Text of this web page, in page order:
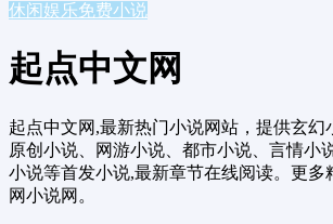
休闲娱乐免费小说
起点中文网
起点中文网,最新热门小说网站，提供玄幻
原创小说、网游小说、都市小说、言情小
小说等首发小说,最新章节在线阅读。更多
网小说网。